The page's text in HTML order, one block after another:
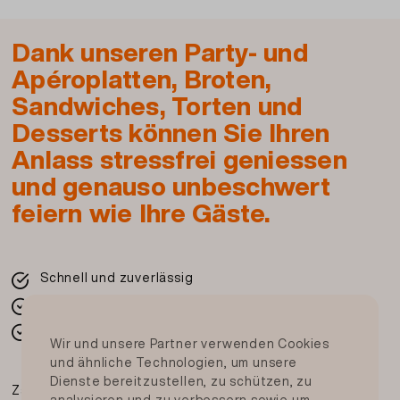
Kartoffelstärke, MILCHprotein (enthält
LAKTOSE), Malzmehl (aus GERSTE),
Säuerungsmittel: Zitronensäure,
Verdickungsmittel: E415, Gelier- und
Verdickungsmittel: Tragant, Kochsalz,
MANDELN, Farbstoff: E120, Stabilisator: E401,
Stabilisator: E450, Trägerstoff: E1520,
Backtriebmittel: E500, Kakaopulver, Palmfett
Farbstoff: E101, Farbstoff: E100,
Karottenextrakt, Glukosesirup
Allergene:
Kann Haselnüsse enthalten
Artikel Nr.: 113339910000
Dank unseren Party- und
Apéroplatten, Broten,
Sandwiches, Torten und
Desserts können Sie Ihren
Anlass stressfrei geniessen
und genauso unbeschwert
feiern wie Ihre Gäste.
Schnell und zuverlässig
Zahlungsmittel
Wir und unsere Partner verwenden Cookies
und ähnliche Technologien, um unsere
Dienste bereitzustellen, zu schützen, zu